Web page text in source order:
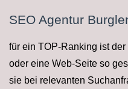
SEO Agentur
für ein TOP-Ranking ist
oder eine Web-Seite so
sie bei relevanten